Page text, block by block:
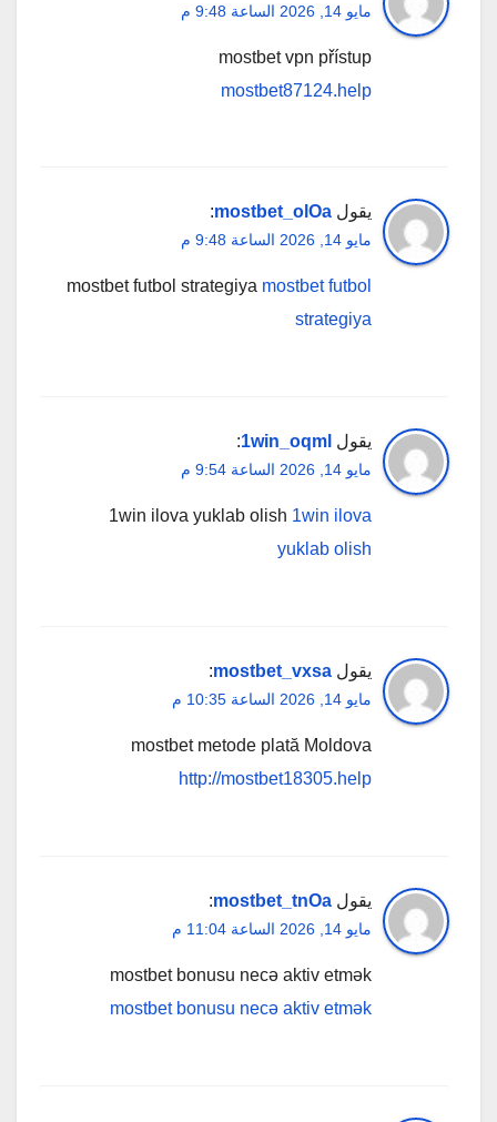
مايو 14, 2026 الساعة 9:48 م
mostbet vpn přístup
mostbet87124.help
يقول mostbet_olOa
:
مايو 14, 2026 الساعة 9:48 م
mostbet futbol strategiya mostbet futbol
strategiya
يقول 1win_oqml
:
مايو 14, 2026 الساعة 9:54 م
1win ilova yuklab olish 1win ilova
yuklab olish
يقول mostbet_vxsa
:
مايو 14, 2026 الساعة 10:35 م
mostbet metode plată Moldova
http://mostbet18305.help
يقول mostbet_tnOa
:
مايو 14, 2026 الساعة 11:04 م
mostbet bonusu necə aktiv etmək
mostbet bonusu necə aktiv etmək